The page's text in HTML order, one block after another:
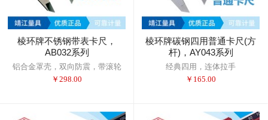
棱环牌不锈钢带表卡尺，
AB032系列
铝合金罩壳，双向防震，带滚轮
￥ 298.00
棱环牌碳钢四用普通卡尺(方
杆)，AY043系列
经典四用，连体拉手
￥ 165.00